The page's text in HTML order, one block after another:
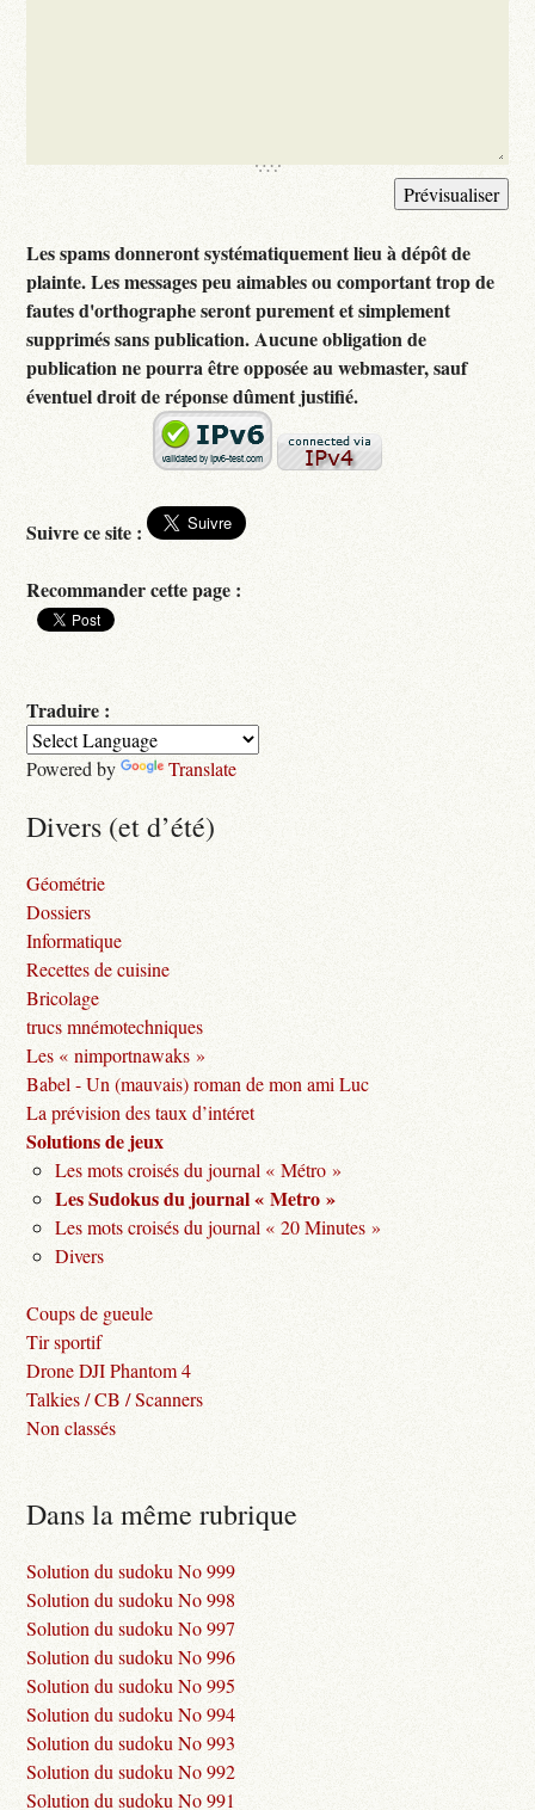
Les spams donneront systématiquement lieu à dépôt de
plainte. Les messages peu aimables ou comportant trop de
fautes d'orthographe seront purement et simplement
supprimés sans publication. Aucune obligation de
publication ne pourra être opposée au webmaster, sauf
éventuel droit de réponse dûment justifié.
Suivre ce site :
Recommander cette page :
Traduire :
Powered by Translate
Divers (et d’été)
Géométrie
Dossiers
Informatique
Recettes de cuisine
Bricolage
trucs mnémotechniques
Les « nimportnawaks »
Babel - Un (mauvais) roman de mon ami Luc
La prévision des taux d’intéret
Solutions de jeux
Les mots croisés du journal « Métro »
Les Sudokus du journal « Metro »
Les mots croisés du journal « 20 Minutes »
Divers
Coups de gueule
Tir sportif
Drone DJI Phantom 4
Talkies / CB / Scanners
Non classés
Dans la même rubrique
Solution du sudoku No 999
Solution du sudoku No 998
Solution du sudoku No 997
Solution du sudoku No 996
Solution du sudoku No 995
Solution du sudoku No 994
Solution du sudoku No 993
Solution du sudoku No 992
Solution du sudoku No 991